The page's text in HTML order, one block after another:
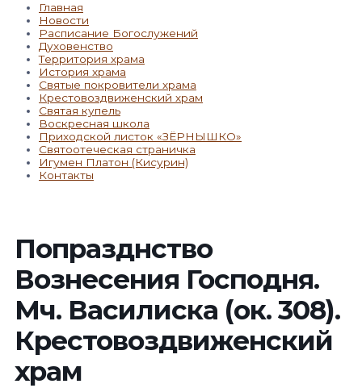
Главная
Новости
Расписание Богослужений
Духовенство
Территория храма
История храма
Святые покровители храма
Крестовоздвиженский храм
Святая купель
Воскресная школа
Приходской листок «ЗЁРНЫШКО»
Святоотеческая страничка
Игумен Платон (Кисурин)
Контакты
Попразднство
Вознесения Господня.
Мч. Василиска (ок. 308).
Крестовоздвиженский
храм